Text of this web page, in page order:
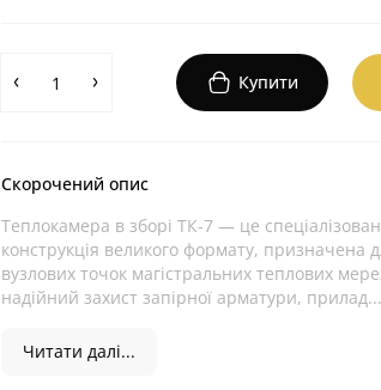
Купити
Скорочений опис
Теплокамера в зборі ТК-7 — це
конструкція великого формату, призначена
вузлових точок магістральних теплових
надійний захист запірної арматури, прилад...
Читати далі...